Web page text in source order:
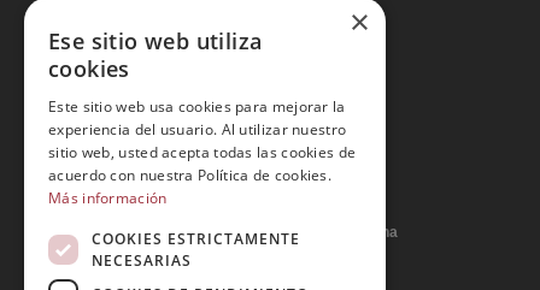
Condiciones generales
Política de privacidad
Política Integrada
Tratamiento de datos
Carrer del Duc, 12 - 08002 Barcelona
×
Ese sitio web utiliza
cookies
Este sitio web usa cookies para mejorar la
experiencia del usuario. Al utilizar nuestro
sitio web, usted acepta todas las cookies de
acuerdo con nuestra Política de cookies.
Más información
COOKIES ESTRICTAMENTE
NECESARIAS